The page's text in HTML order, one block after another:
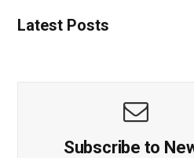
Latest Posts
Subscribe to